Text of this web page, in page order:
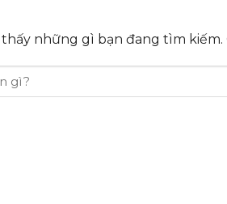
những gì bạn đang tìm kiếm.